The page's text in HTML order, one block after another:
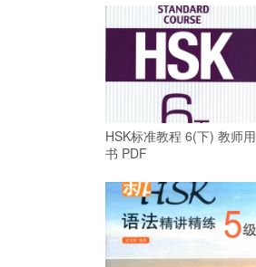
HSK标准教程 6(下) 教师用
书 PDF